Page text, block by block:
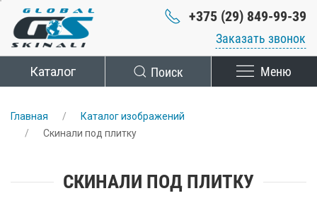
+375 (29) 849-99-39
Заказать звонок
Каталог Поиск Меню
Главная
Каталог изображений
Скинали под плитку
СКИНАЛИ ПОД ПЛИТКУ